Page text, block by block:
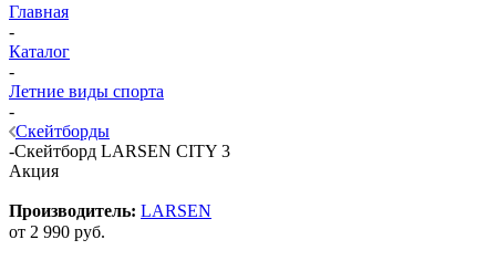
Главная
-
Каталог
-
Летние виды спорта
-
Скейтборды
-Скейтборд LARSEN CITY 3
Акция
Производитель: LARSEN
от 2 990 руб.